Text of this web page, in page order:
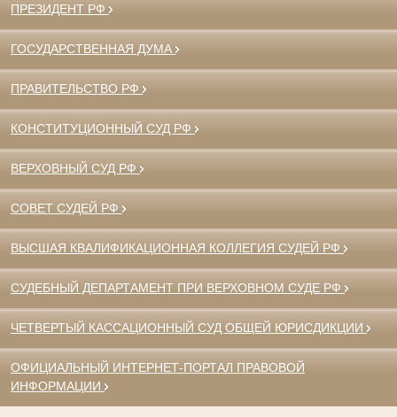
ПРЕЗИДЕНТ РФ
ГОСУДАРСТВЕННАЯ ДУМА
ПРАВИТЕЛЬСТВО РФ
КОНСТИТУЦИОННЫЙ СУД РФ
ВЕРХОВНЫЙ СУД РФ
СОВЕТ СУДЕЙ РФ
ВЫСШАЯ КВАЛИФИКАЦИОННАЯ КОЛЛЕГИЯ СУДЕЙ РФ
СУДЕБНЫЙ ДЕПАРТАМЕНТ ПРИ ВЕРХОВНОМ СУДЕ РФ
ЧЕТВЕРТЫЙ КАССАЦИОННЫЙ СУД ОБЩЕЙ ЮРИСДИКЦИИ
ОФИЦИАЛЬНЫЙ ИНТЕРНЕТ-ПОРТАЛ ПРАВОВОЙ
ИНФОРМАЦИИ